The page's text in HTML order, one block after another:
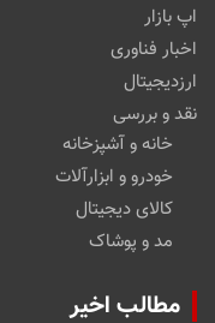
اپ بازار
اخبار فناوری
ارزدیجیتال
نقد و بررسی
خانه و آشپزخانه
خودرو و ابزارآلات
کالای دیجیتال
مد و پوشاک
مطالب اخیر